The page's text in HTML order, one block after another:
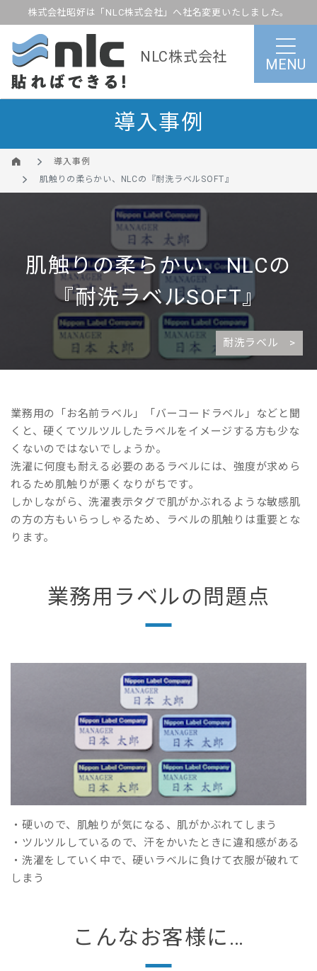
株式会社昭好は「NLC株式会社」へ社名変更いたしました。
NLC株式会社 MENU
導入事例
導入事例
肌触りの柔らかい、NLCの『耐洗ラベルSOFT』
肌触りの柔らかい、NLCの
『耐洗ラベルSOFT』
耐洗ラベル >
業務用の「お名前ラベル」「バーコードラベル」などと聞
くと、硬くてツルツルしたラベルをイメージする方も少な
くないのではないでしょうか。
洗濯に何度も耐える必要のあるラベルには、強度が求めら
れるため肌触りが悪くなりがちです。
しかしながら、洗濯表示タグで肌がかぶれるような敏感肌
の方の方もいらっしゃるため、ラベルの肌触りは重要とな
ります。
業務用ラベルの問題点
・硬いので、肌触りが気になる、肌がかぶれてしまう
・ツルツルしているので、汗をかいたときに違和感がある
・洗濯をしていく中で、硬いラベルに負けて衣服が破れて
しまう
こんなお客様に…